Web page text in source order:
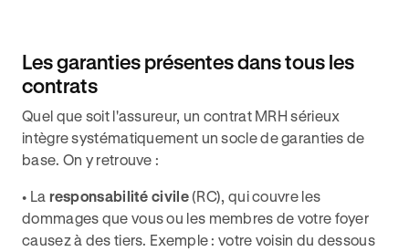
Les garanties présentes dans tous les
contrats
Quel que soit l'assureur, un contrat MRH sérieux
intègre systématiquement un socle de garanties de
base. On y retrouve :
• La responsabilité civile(RC), qui couvre les
dommages que vous ou les membres de votre foyer
causez à des tiers. Exemple : votre voisin du dessous